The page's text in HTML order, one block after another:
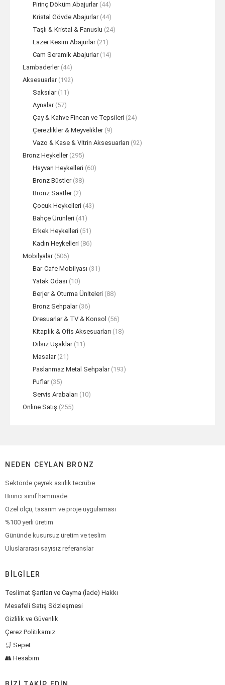
Pirinç Döküm Abajurlar (44)
Kristal Gövde Abajurlar (44)
Taşlı & Kristal & Fanuslu (24)
Lazer Kesim Abajurlar (21)
Cam Seramik Abajurlar (14)
Lambaderler (44)
Aksesuarlar (192)
Saksılar (11)
Aynalar (57)
Çay & Kahve Fincan ve Tepsileri (24)
Çerezlikler & Meyvelikler (9)
Vazo & Kase & Vitrin Aksesuarları (92)
Bronz Heykeller (295)
Hayvan Heykelleri (60)
Bronz Büstler (38)
Bronz Saatler (2)
Çocuk Heykelleri (43)
Bahçe Ürünleri (41)
Erkek Heykelleri (51)
Kadın Heykelleri (86)
Mobilyalar (506)
Bar-Cafe Mobilyası (31)
Yatak Odası (10)
Berjer & Oturma Üniteleri (88)
Bronz Sehpalar (36)
Dresuarlar & TV & Konsol (56)
Kitaplık & Ofis Aksesuarları (18)
Dilsiz Uşaklar (11)
Masalar (21)
Paslanmaz Metal Sehpalar (193)
Puflar (35)
Servis Arabaları (10)
Online Satış (255)
NEDEN CEYLAN BRONZ
Sektörde çeyrek asırlık tecrübe
Birinci sınıf hammade
Özel ölçü, tasarım ve proje uygulaması
%100 yerli üretim
Gününde kusursuz üretim ve teslim
Uluslararası sayısız referanslar
BILGILER
Teslimat Şartları ve Cayma (İade) Hakkı
Mesafeli Satış Sözleşmesi
Gizlilik ve Güvenlik
Çerez Politikamız
🛒 Sepet
👥 Hesabım